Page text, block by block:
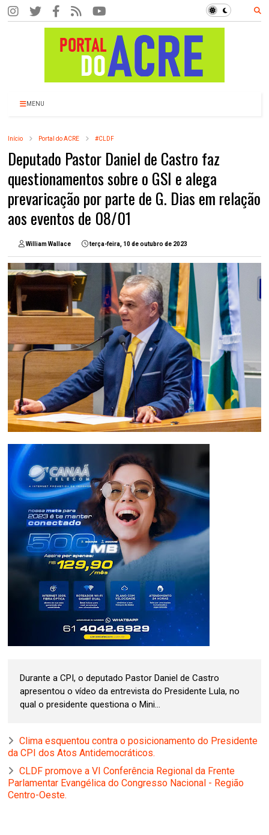
MENU
Início Portal do ACRE #CLDF
Deputado Pastor Daniel de Castro faz
questionamentos sobre o GSI e alega
prevaricação por parte de G. Dias em relação
aos eventos de 08/01
William Wallace terça-feira, 10 de outubro de 2023
Durante a CPI, o deputado Pastor Daniel de Castro
apresentou o vídeo da entrevista do Presidente Lula, no
qual o presidente questiona o Mini...
Clima esquentou contra o posicionamento do Presidente
da CPI dos Atos Antidemocráticos.
CLDF promove a VI Conferência Regional da Frente
Parlamentar Evangélica do Congresso Nacional - Região
Centro-Oeste.